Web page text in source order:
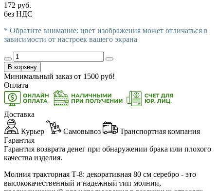
172 руб.
без НДС
* Обратите внимание: цвет изображения может отличаться в
зависимости от настроек вашего экрана
В корзину
Минимальный заказ от 1500 руб!
Оплата
Доставка
Курьер Самовывоз
Транспортная компания
Гарантия
Гарантия возврата денег при обнаружении брака или плохого
качества изделия.
Молния тракторная Т-8: декоративная 80 см серебро - это
высококачественный и надежный тип молнии,